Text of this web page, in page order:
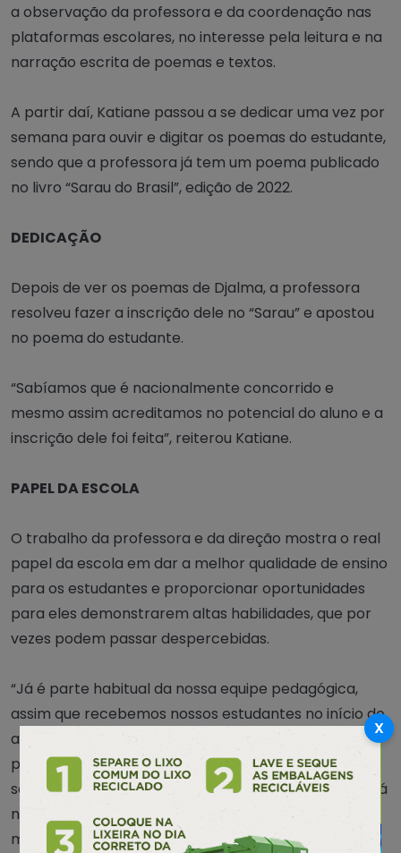
a observação da professora e da coordenação nas
plataformas escolares, no interesse pela leitura e na
narração escrita de poemas e textos.
A partir daí, Katiane passou a se dedicar uma vez por
semana para ouvir e digitar os poemas do estudante,
sendo que a professora já tem um poema publicado
no livro “Sarau do Brasil”, edição de 2022.
DEDICAÇÃO
Depois de ver os poemas de Djalma, a professora
resolveu fazer a inscrição dele no “Sarau” e apostou
no poema do estudante.
“Sabíamos que é nacionalmente concorrido e
mesmo assim acreditamos no potencial do aluno e a
inscrição dele foi feita”, reiterou Katiane.
PAPEL DA ESCOLA
O trabalho da professora e da direção mostra o real
papel da escola em dar a melhor qualidade de ensino
para os estudantes e proporcionar oportunidades
para eles demonstrarem altas habilidades, que por
vezes podem passar despercebidas.
“Já é parte habitual da nossa equipe pedagógica,
assim que recebemos nossos estudantes no início do
ano, fazermos algumas observações e sondagens
para detectarmos o nível de aprendizagem no qual
se encontram os novos integrantes. Diante do fato, já
nesta primeira sondagem, nos deparamos com a
maneira culta do nosso estudante Djalma Hrysyki
X